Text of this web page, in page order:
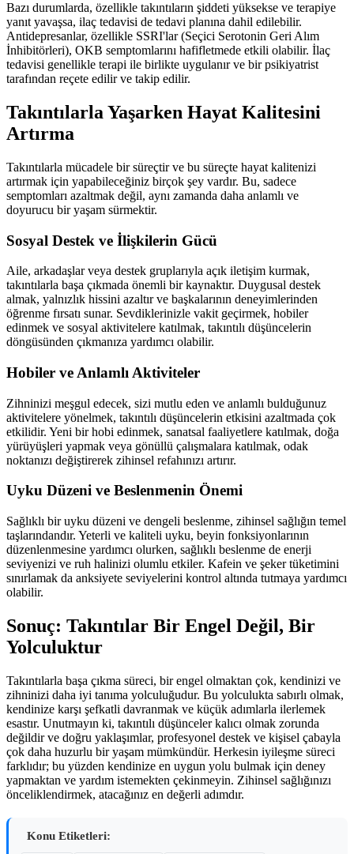
Bazı durumlarda, özellikle takıntıların şiddeti yüksekse ve terapiye
yanıt yavaşsa, ilaç tedavisi de tedavi planına dahil edilebilir.
Antidepresanlar, özellikle SSRI'lar (Seçici Serotonin Geri Alım
İnhibitörleri), OKB semptomlarını hafifletmede etkili olabilir. İlaç
tedavisi genellikle terapi ile birlikte uygulanır ve bir psikiyatrist
tarafından reçete edilir ve takip edilir.
Takıntılarla Yaşarken Hayat Kalitesini
Artırma
Takıntılarla mücadele bir süreçtir ve bu süreçte hayat kalitenizi
artırmak için yapabileceğiniz birçok şey vardır. Bu, sadece
semptomları azaltmak değil, aynı zamanda daha anlamlı ve
doyurucu bir yaşam sürmektir.
Sosyal Destek ve İlişkilerin Gücü
Aile, arkadaşlar veya destek gruplarıyla açık iletişim kurmak,
takıntılarla başa çıkmada önemli bir kaynaktır. Duygusal destek
almak, yalnızlık hissini azaltır ve başkalarının deneyimlerinden
öğrenme fırsatı sunar. Sevdiklerinizle vakit geçirmek, hobiler
edinmek ve sosyal aktivitelere katılmak, takıntılı düşüncelerin
döngüsünden çıkmanıza yardımcı olabilir.
Hobiler ve Anlamlı Aktiviteler
Zihninizi meşgul edecek, sizi mutlu eden ve anlamlı bulduğunuz
aktivitelere yönelmek, takıntılı düşüncelerin etkisini azaltmada çok
etkilidir. Yeni bir hobi edinmek, sanatsal faaliyetlere katılmak, doğa
yürüyüşleri yapmak veya gönüllü çalışmalara katılmak, odak
noktanızı değiştirerek zihinsel refahınızı artırır.
Uyku Düzeni ve Beslenmenin Önemi
Sağlıklı bir uyku düzeni ve dengeli beslenme, zihinsel sağlığın temel
taşlarındandır. Yeterli ve kaliteli uyku, beyin fonksiyonlarının
düzenlenmesine yardımcı olurken, sağlıklı beslenme de enerji
seviyenizi ve ruh halinizi olumlu etkiler. Kafein ve şeker tüketimini
sınırlamak da anksiyete seviyelerini kontrol altında tutmaya yardımcı
olabilir.
Sonuç: Takıntılar Bir Engel Değil, Bir
Yolculuktur
Takıntılarla başa çıkma süreci, bir engel olmaktan çok, kendinizi ve
zihninizi daha iyi tanıma yolculuğudur. Bu yolculukta sabırlı olmak,
kendinize karşı şefkatli davranmak ve küçük adımlarla ilerlemek
esastır. Unutmayın ki, takıntılı düşünceler kalıcı olmak zorunda
değildir ve doğru yaklaşımlar, profesyonel destek ve kişisel çabayla
çok daha huzurlu bir yaşam mümkündür. Herkesin iyileşme süreci
farklıdır; bu yüzden kendinize en uygun yolu bulmak için deney
yapmaktan ve yardım istemekten çekinmeyin. Zihinsel sağlığınızı
önceliklendirmek, atacağınız en değerli adımdır.
Konu Etiketleri: